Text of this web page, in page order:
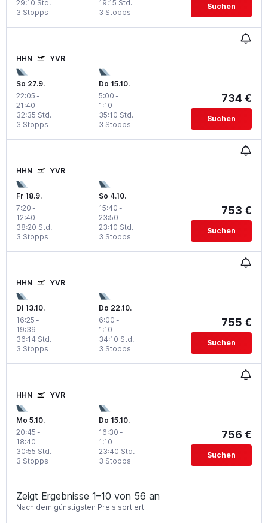
3 Stopps
29:10 Std.
3 Stopps
19:15 Std. Suchen
HHN YVR
So 27.9.
22:05 -
21:40
3 Stopps
32:35 Std.
Do 15.10.
5:00 -
1:10
3 Stopps
35:10 Std.
734 €
Suchen
HHN YVR
Fr 18.9.
7:20 -
12:40
3 Stopps
38:20 Std.
So 4.10.
15:40 -
23:50
3 Stopps
23:10 Std.
753 €
Suchen
HHN YVR
Di 13.10.
16:25 -
19:39
3 Stopps
36:14 Std.
Do 22.10.
6:00 -
1:10
3 Stopps
34:10 Std.
755 €
Suchen
HHN YVR
Mo 5.10.
20:45 -
18:40
3 Stopps
30:55 Std.
Do 15.10.
16:30 -
1:10
3 Stopps
23:40 Std.
756 €
Suchen
Zeigt Ergebnisse 1–10 von 56 an
Nach dem günstigsten Preis sortiert